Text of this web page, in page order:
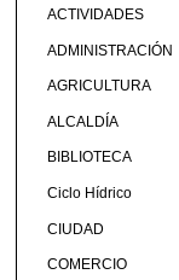
ACTIVIDADES
ADMINISTRACIÓN
AGRICULTURA
ALCALDÍA
BIBLIOTECA
Ciclo Hídrico
CIUDAD
COMERCIO